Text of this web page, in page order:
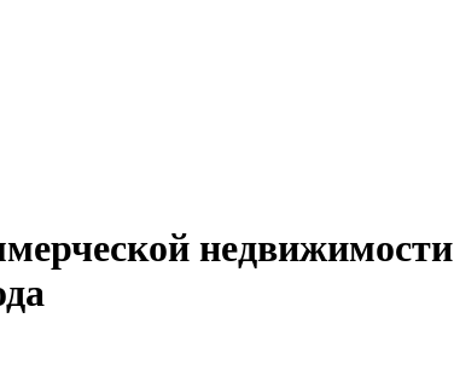
недвижимости